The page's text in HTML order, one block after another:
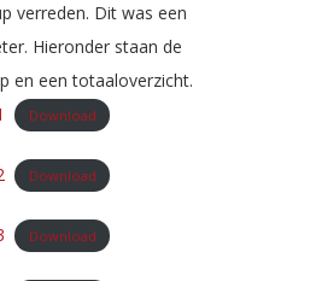
verreden. Dit was een
Hieronder staan de
en een totaaloverzicht.
Download
Download
Download